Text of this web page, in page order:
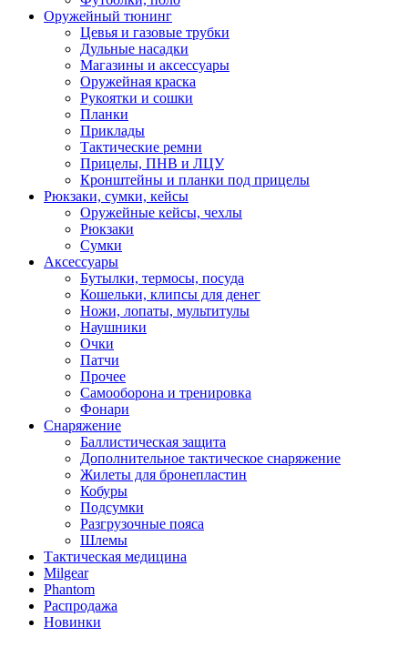
Оружейный тюнинг
Цевья и газовые трубки
Дульные насадки
Магазины и аксессуары
Оружейная краска
Рукоятки и сошки
Планки
Приклады
Тактические ремни
Прицелы, ПНВ и ЛЦУ
Кронштейны и планки под прицелы
Рюкзаки, сумки, кейсы
Оружейные кейсы, чехлы
Рюкзаки
Сумки
Аксессуары
Бутылки, термосы, посуда
Кошельки, клипсы для денег
Ножи, лопаты, мультитулы
Наушники
Очки
Патчи
Прочее
Самооборона и тренировка
Фонари
Снаряжение
Баллистическая защита
Дополнительное тактическое снаряжение
Жилеты для бронепластин
Кобуры
Подсумки
Разгрузочные пояса
Шлемы
Тактическая медицина
Milgear
Phantom
Распродажа
Новинки